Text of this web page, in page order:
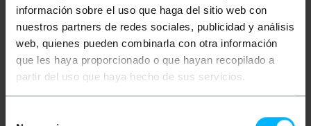
información sobre el uso que haga del sitio web con
nuestros partners de redes sociales, publicidad y análisis
web, quienes pueden combinarla con otra información
que les haya proporcionado o que hayan recopilado a
partir del uso que haya hecho de sus servicios.
138,06€
138,06 €IVA inc.
PVD
116,48€
Consegna immediata
REF:
FA140
Quantità